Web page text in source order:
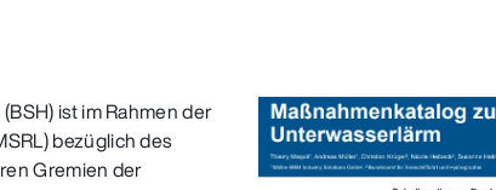
ist im Rahmen der
bezüglich des
Gremien der